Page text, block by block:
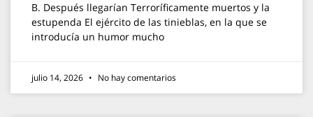
B. Después llegarían Terroríficamente muertos y la
estupenda El ejército de las tinieblas, en la que se
introducía un humor mucho
julio 14, 2026 No hay comentarios